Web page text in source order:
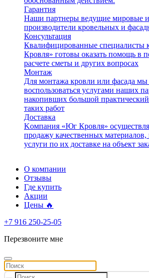
Гарантия
Наши партнеры ведущие мировые и
производители кровельных и
Консультация
Квалифицированные специалисты
Кровля» готовы оказать помощь в
расчете сметы и других вопросах
Монтаж
Для монтажа кровли или фасада мы
воспользоваться услугами наших
накопивших большой
таких работ
Доставка
Kомпания «Юг Кровля»
продажу качественных материалов,
услуги по их доставке на объект
О компании
Отзывы
Где купить
Акции
Цены 🔥
+7 916 250-25-05
Перезвоните мне